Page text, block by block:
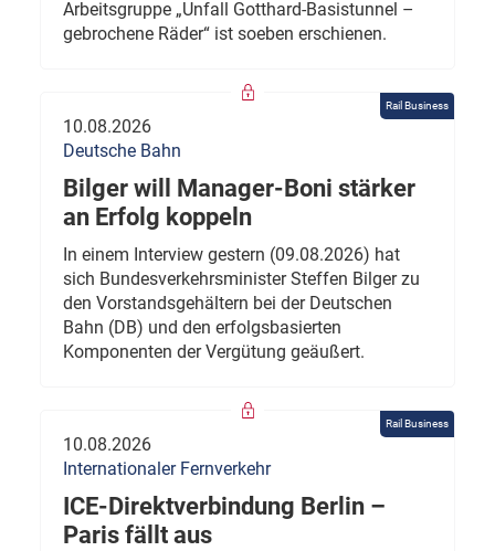
Arbeitsgruppe „Unfall Gotthard-Basistunnel –
gebrochene Räder“ ist soeben erschienen.
Rail Business
10.08.2026
Deutsche Bahn
Bilger will Manager-Boni stärker
an Erfolg koppeln
In einem Interview gestern (09.08.2026) hat
sich Bundesverkehrsminister Steffen Bilger zu
den Vorstandsgehältern bei der Deutschen
Bahn (DB) und den erfolgsbasierten
Komponenten der Vergütung geäußert.
Rail Business
10.08.2026
Internationaler Fernverkehr
ICE-Direktverbindung Berlin –
Paris fällt aus